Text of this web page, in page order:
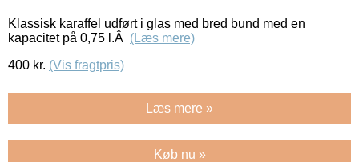
Klassisk karaffel udført i glas med bred bund med en
kapacitet på 0,75 l.Â (Læs mere)
400 kr. (Vis fragtpris)
Læs mere »
Køb nu »